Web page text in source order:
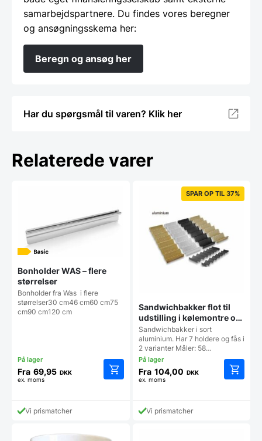
samarbejdspartnere. Du findes vores beregner
og ansøgningsskema her:
Beregn og ansøg her
Har du spørgsmål til varen? Klik her
Relaterede varer
Bonholder WAS – flere
størrelser
Bonholder fra Was i flere
størrelser30 cm46 cm60 cm75
cm90 cm120 cm
Fra 69,95 DKK
ex. moms
Mulighederne
Vi prismatcher
SPAR OP TIL 37%
Sandwichbakker flot til
udstilling i kølemontre og
køledisk
Sandwichbakker i sort
aluminium. Har 7 holdere og fås i
2 varianter Måler: 58…
Fra 104,00 DKK
ex. moms
Vi prismatcher